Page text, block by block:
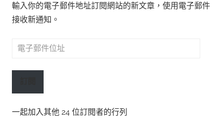
輸入你的電子郵件地址訂閱網站的新文章，使用電子郵件
接收新通知。
電
郵
址
一起加入其他 24 位訂閱者的行列